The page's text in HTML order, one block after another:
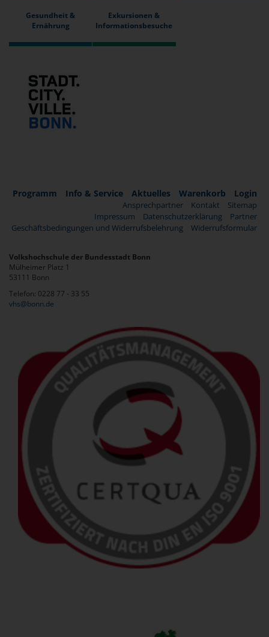
Gesundheit &
Ernährung
Exkursionen &
Informationsbesuche
Programm Info & Service Aktuelles Warenkorb Login
Ansprechpartner Kontakt
Sitemap
Impressum
Datenschutzerklärung
Partner
Geschäftsbedingungen und Widerrufsbelehrung
Widerrufsformular
Volkshochschule der Bundesstadt Bonn
Mülheimer Platz 1
53111 Bonn
Telefon: 0228 77 - 33 55
vhs@bonn.de